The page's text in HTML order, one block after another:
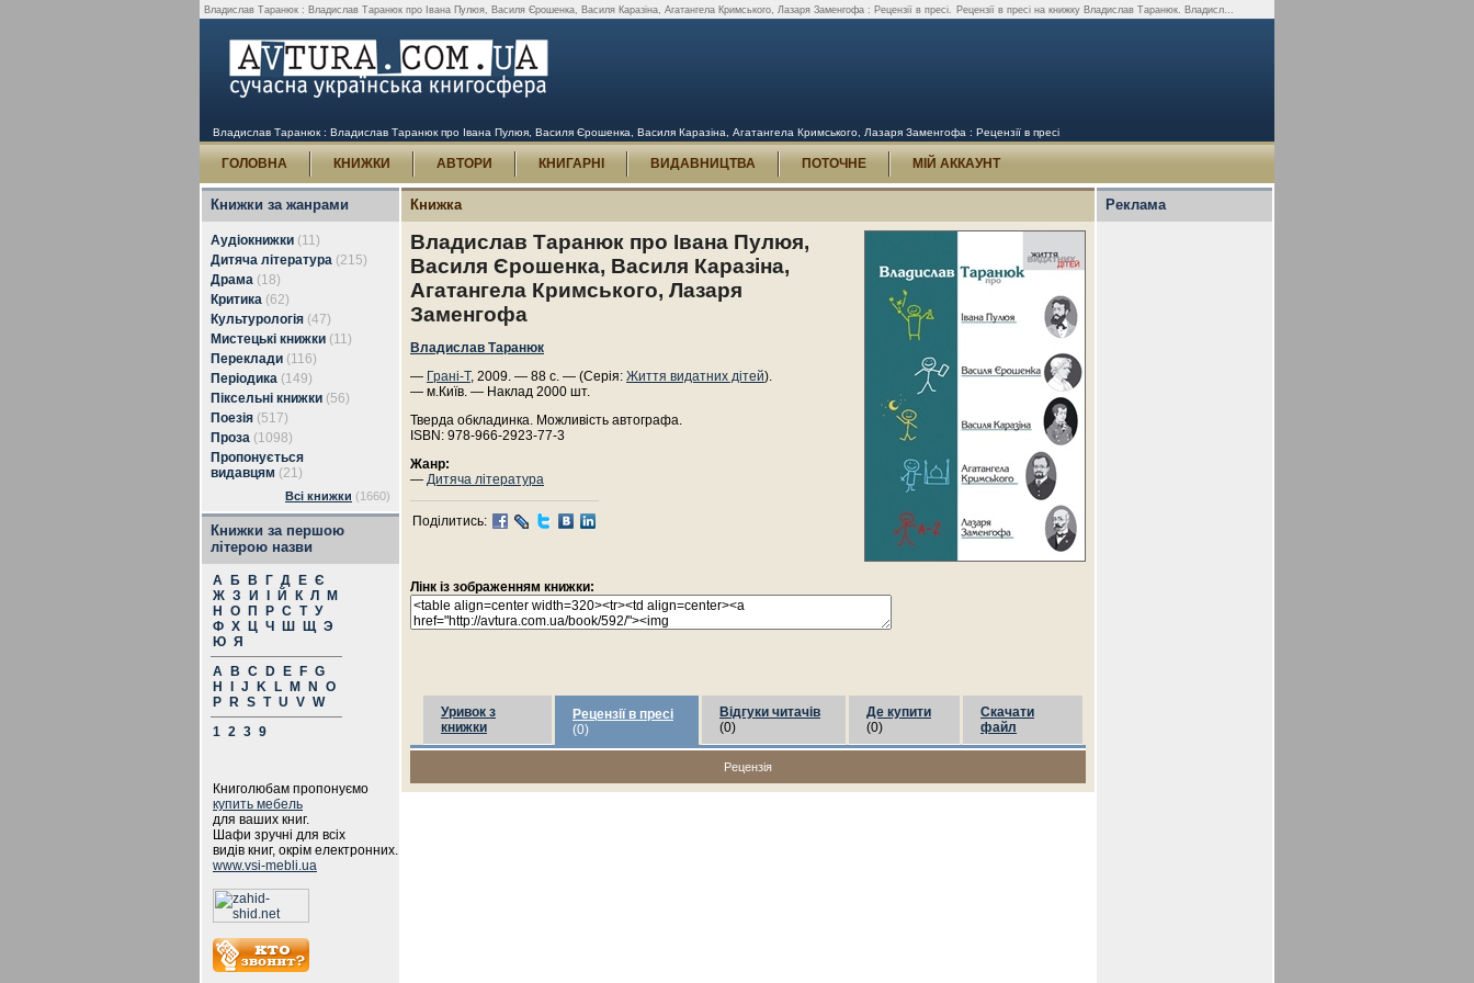
Владислав Таранюк : Владислав Таранюк про Івана Пулюя, Василя Єрошенка, Василя Каразіна, Агатангела Кримського, Лазаря Заменгофа : Рецензії в пресі. Рецензії в пресі на книжку Владислав Таранюк. Владисл...
Владислав Таранюк : Владислав Таранюк про Івана Пулюя, Василя Єрошенка, Василя Каразіна, Агатангела Кримського, Лазаря Заменгофа : Рецензії в пресі
ГОЛОВНА КНИЖКИ АВТОРИ КНИГАРНІ ВИДАВНИЦТВА ПОТОЧНЕ МІЙ АККАУНТ
Книжки за жанрами
Аудіокнижки (11)
Дитяча література (215)
Драма (18)
Критика (62)
Культурологія (47)
Мистецькі книжки (11)
Переклади (116)
Періодика (149)
Піксельні книжки (56)
Поезія (517)
Проза (1098)
Пропонується
видавцям (21)
Всі книжки (1660)
Книжки за першою
літерою назви
А Б В Г Д Е Є
Ж З И Й К Л
М
Н
О П Р С Т У
Ф Х Ц Ч Ш Щ Э
Ю Я
A
B C D E F G
H
J K L M N
O
P
R S T U V W
1 2 3 9
Книголюбам пропонуємо
купить мебель
для ваших книг.
Шафи зручні для всіх
видів книг, окрім електронних.
www.vsi-mebli.ua
Книжка
Владислав Таранюк про Івана Пулюя,
Василя Єрошенка, Василя Каразіна,
Агатангела Кримського, Лазаря
Заменгофа
Владислав Таранюк
— Грані-Т, 2009. — 88 с. — (Серія: Життя видатних дітей).
— м.Київ. — Наклад 2000 шт.
Тверда обкладинка. Можливість автографа.
ISBN: 978-966-2923-77-3
Жанр:
— Дитяча література
Поділитись:
Лінк із зображенням книжки:
Уривок з
книжки
Рецензії в пресі
(0)
Відгуки читачів
(0)
Де купити
(0)
Скачати
файл
Рецензія
Реклама